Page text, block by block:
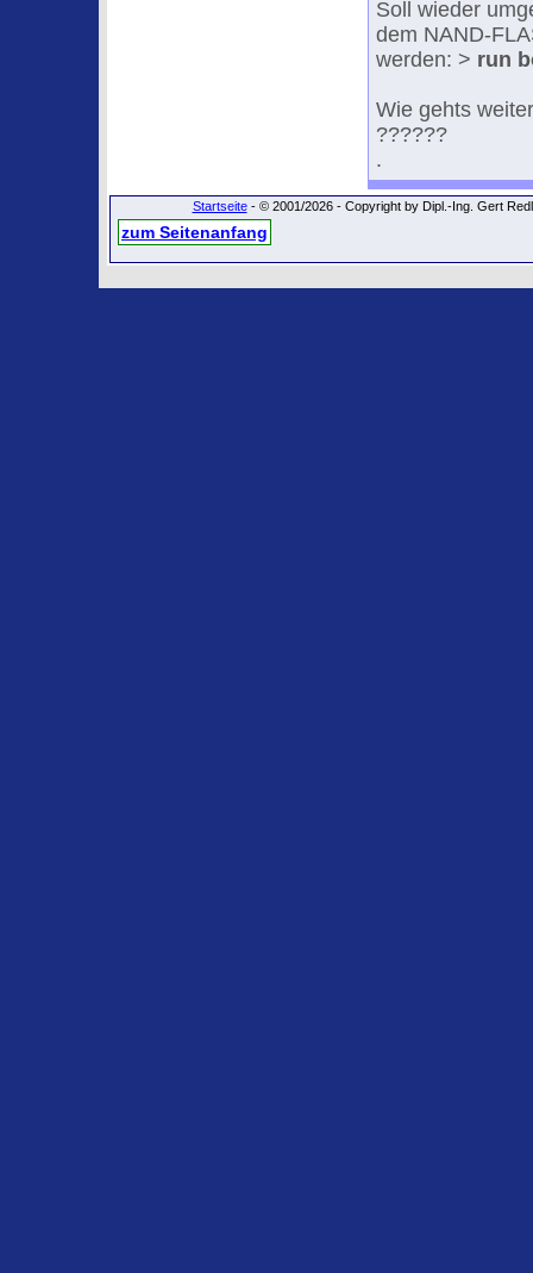
Soll wieder
dem NAND-
werden: > run
Wie gehts
??????
.
Startseite- © 2001/2026 - Copyright by Dipl.-Ing. Gert
zum Seitenanfang